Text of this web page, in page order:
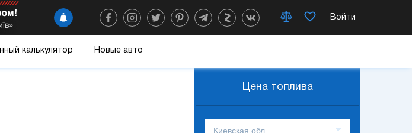
Войти
калькулятор Новые авто
Цена топлива